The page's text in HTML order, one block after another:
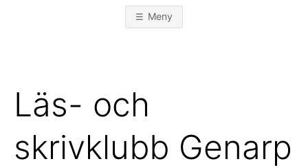
Meny
Läs- och
skrivklubb Genarp